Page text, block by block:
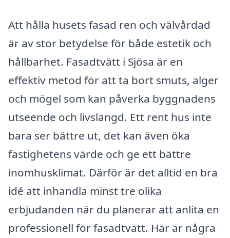
Att hålla husets fasad ren och välvårdad
är av stor betydelse för både estetik och
hållbarhet. Fasadtvätt i Sjösa är en
effektiv metod för att ta bort smuts, alger
och mögel som kan påverka byggnadens
utseende och livslängd. Ett rent hus inte
bara ser bättre ut, det kan även öka
fastighetens värde och ge ett bättre
inomhusklimat. Därför är det alltid en bra
idé att inhandla minst tre olika
erbjudanden när du planerar att anlita en
professionell för fasadtvätt. Här är några